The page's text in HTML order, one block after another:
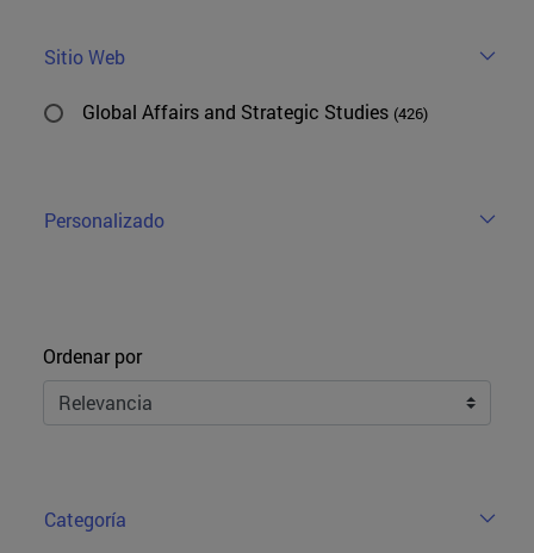
Sitio Web
Global Affairs and Strategic Studies (426)
Personalizado
Ordenar
Ordenar por
Categoría